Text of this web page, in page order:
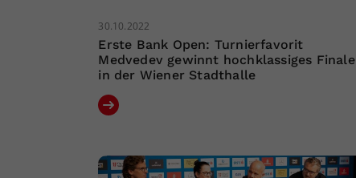
30.10.2022
Erste Bank Open: Turnierfavorit
Medvedev gewinnt hochklassiges Finale
in der Wiener Stadthalle